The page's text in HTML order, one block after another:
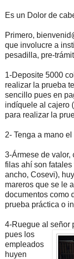
Es un Dolor de
Primero,
que involucre a
pesadilla, pre-
1-Deposite 5000
realizar la prueba
sencillo pues en
indíquele al cajero
para realizar la
2- Tenga a mano
3-Ármese de valor,
filas ahí son
ancho, Cosevi),
mareros que se le
documentos como
prueba práctica o
4-Ruegue al señor
pues los
empleados
huyen